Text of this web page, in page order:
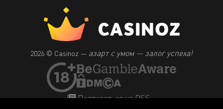
2026 © Casinoz — азарт с умом — залог успеха!
Подписаться на RSS